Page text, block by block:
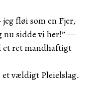
fløi som en Fjer,
nu sidde vi her!” —
et ret mandhaftigt
et vældigt Pleielslag.